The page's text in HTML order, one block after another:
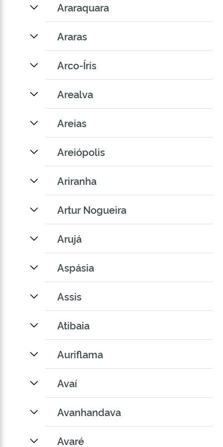
Araraquara
Araras
Arco-Íris
Arealva
Areias
Areiópolis
Ariranha
Artur Nogueira
Arujá
Aspásia
Assis
Atibaia
Auriflama
Avaí
Avanhandava
Avaré